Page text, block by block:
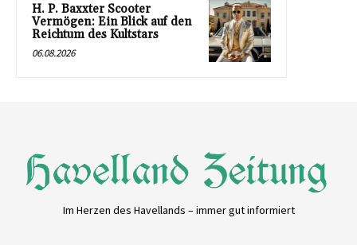
H. P. Baxxter Scooter
Vermögen: Ein Blick auf den
Reichtum des Kultstars
06.08.2026
Im Herzen des Havellands – immer gut informiert